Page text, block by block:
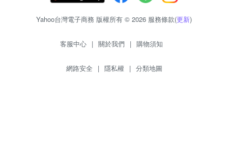
Yahoo台灣電子商務 版權所有 © 2026 服務條款(更新)
客服中心 | 關於我們 | 購物須知
網路安全 | 隱私權 | 分類地圖